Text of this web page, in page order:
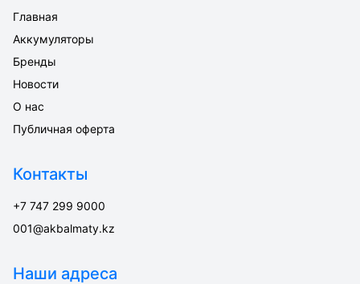
Главная
Аккумуляторы
Бренды
Новости
О нас
Публичная оферта
Контакты
+7 747 299 9000
001@akbalmaty.kz
Наши адреса